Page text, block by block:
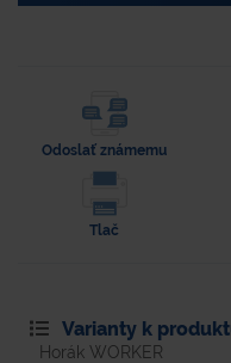
Odoslať známemu
Tlač
Varianty k
Horák WORKER